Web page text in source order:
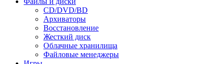
CD/DVD/BD
Архиваторы
Восстановление
Жесткий диск
Облачные хранилища
Файловые менеджеры